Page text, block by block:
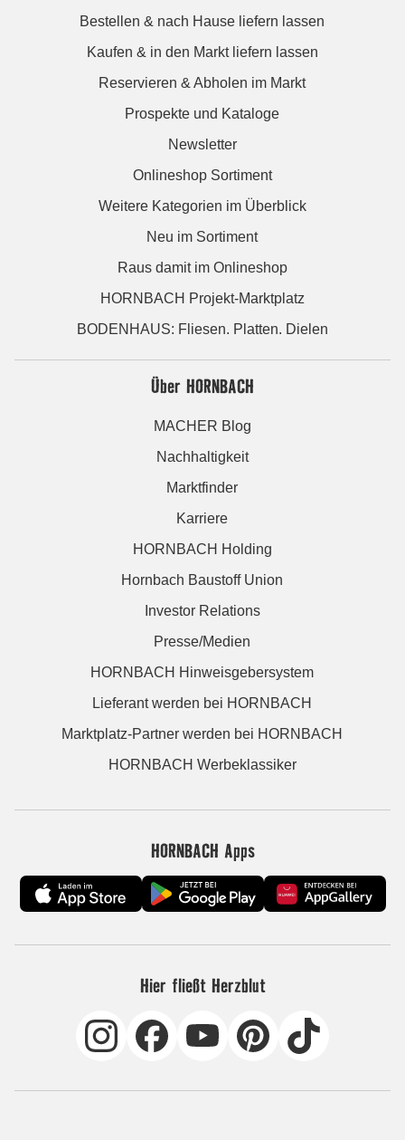
Bestellen & nach Hause liefern lassen
Kaufen & in den Markt liefern lassen
Reservieren & Abholen im Markt
Prospekte und Kataloge
Newsletter
Onlineshop Sortiment
Weitere Kategorien im Überblick
Neu im Sortiment
Raus damit im Onlineshop
HORNBACH Projekt-Marktplatz
BODENHAUS: Fliesen. Platten. Dielen
Über HORNBACH
MACHER Blog
Nachhaltigkeit
Marktfinder
Karriere
HORNBACH Holding
Hornbach Baustoff Union
Investor Relations
Presse/Medien
HORNBACH Hinweisgebersystem
Lieferant werden bei HORNBACH
Marktplatz-Partner werden bei HORNBACH
HORNBACH Werbeklassiker
HORNBACH Apps
Hier fließt Herzblut